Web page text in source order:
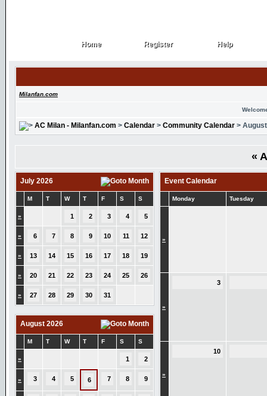
Home
Home Register
Register Help
Help
Milanfan.com
AC Milan - Milanfan.com > Calendar > Community Calendar >
«
July 2026
M T W T F S S
» 1 2 3 4 5
» 6 7 8 9 10 11 12
» 13 14 15 16 17 18 19
» 20 21 22 23 24 25 26
» 27 28 29 30 31
August 2026
M T W T F S S
» 1 2
» 3 4 5 6 7 8 9
Event Calendar
Monday Tuesday
»
»
3
»
10